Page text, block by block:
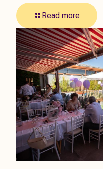
Read more